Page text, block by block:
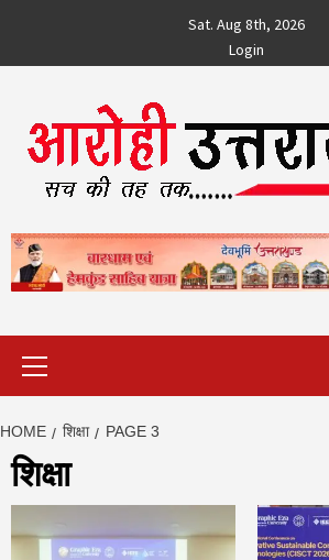
content
Sat. Aug 8th, 2026
Login
HOME शिक्षा PAGE 3
शिक्षा